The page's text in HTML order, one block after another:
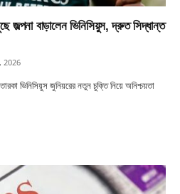
জল্পনা বাড়ালেন ভিনিসিয়ুস, দ্রুত সিদ্ধান্ত
2026
তারকা ভিনিসিয়ুস জুনিয়রের নতুন চুক্তি নিয়ে অনিশ্চয়তা